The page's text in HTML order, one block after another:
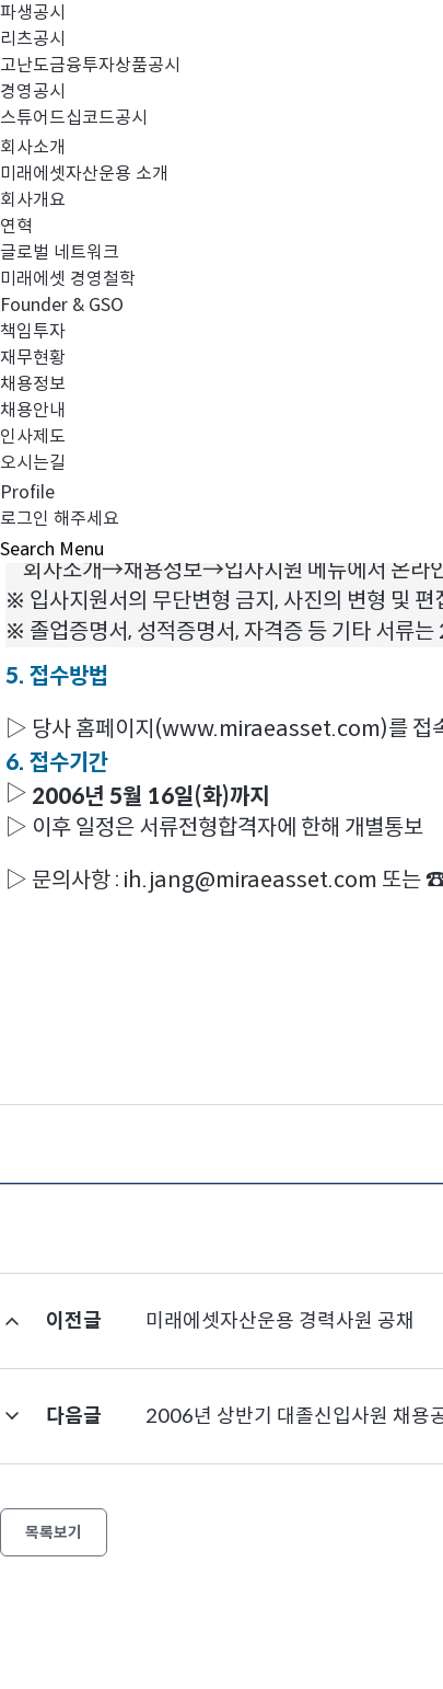
파생공시
리츠공시
고난도금융투자상품공시
경영공시
스튜어드십코드공시
회사소개
미래에셋자산운용 소개
회사개요
연혁
글로벌 네트워크
미래에셋 경영철학
Founder & GSO
책임투자
재무현황
채용정보
채용안내
인사제도
오시는길
Profile
로그인 해주세요
Search Menu
Mirae Asset Investment Group 채용공고
1. 신입/경력 직원 모집요강
2. 모집회사 : 미래에셋자산운용㈜
3. 전형방법
▷ 서류전형 → 1차 면접 → 2차면접 → 신체검사
4. 제출서류
▷ 입사지원서 1부(당사 홈페이지를 통해 작성)
※ 당사홈페이지
회사소개→채용정보→입사지원 메뉴에서 온라
※ 입사지원서의 무단변형 금지, 사진의 변형 및 편
※ 졸업증명서, 성적증명서, 자격증 등 기타 서류
5. 접수방법
▷ 당사 홈페이지(www.miraeasset.com)를 접
6. 접수기간
▷ 2006년 5월 16일(화)까지
▷ 이후 일정은 서류전형합격자에 한해 개별통보
▷ 문의사항 : ih.jang@miraeasset.com 또는
이전글 미래에셋자산운용 경력사원 공채
다음글 2006년 상반기 대졸신입사원 채용
목록보기